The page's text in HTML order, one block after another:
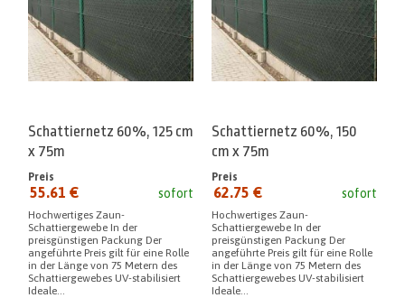
Schattiernetz 60%, 125 cm
x 75m
sofort
Preis
seit:
55.61 €
Hochwertiges Zaun-
Schattiergewebe In der
preisgünstigen Packung Der
angeführte Preis gilt für eine Rolle
in der Länge von 75 Metern des
Schattiergewebes UV-stabilisiert
Ideale...
Schattiernetz 60%, 150
cm x 75m
sofort
Preis
seit:
62.75 €
Hochwertiges Zaun-
Schattiergewebe In der
preisgünstigen Packung Der
angeführte Preis gilt für eine Rolle
in der Länge von 75 Metern des
Schattiergewebes UV-stabilisiert
Ideale...